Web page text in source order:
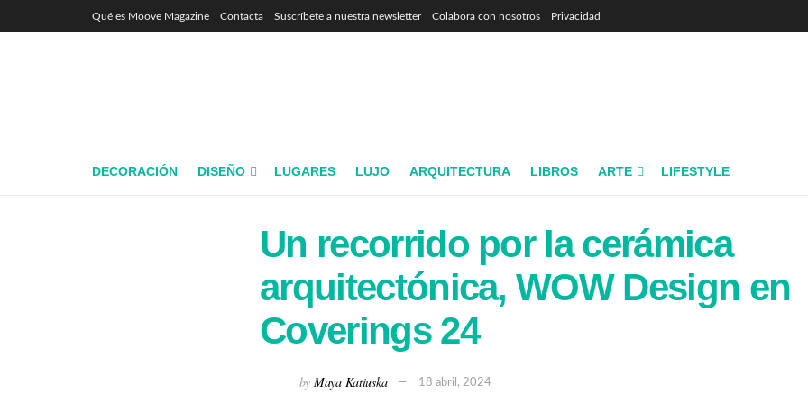
Qué es Moove Magazine Contacta Suscríbete a nuestra newsletter Colabora con nosotros Privacidad
DECORACIÓN DISEÑO LUGARES LUJO ARQUITECTURA LIBROS ARTE LIFESTYLE
Un recorrido por la cerámica
arquitectónica, WOW Design en
Coverings 24
by Maya Katiuska 18 abril, 2024